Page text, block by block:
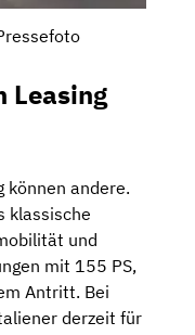
Leasing
können andere.
klassische
und
mit 155 PS,
Antritt. Bei
derzeit für